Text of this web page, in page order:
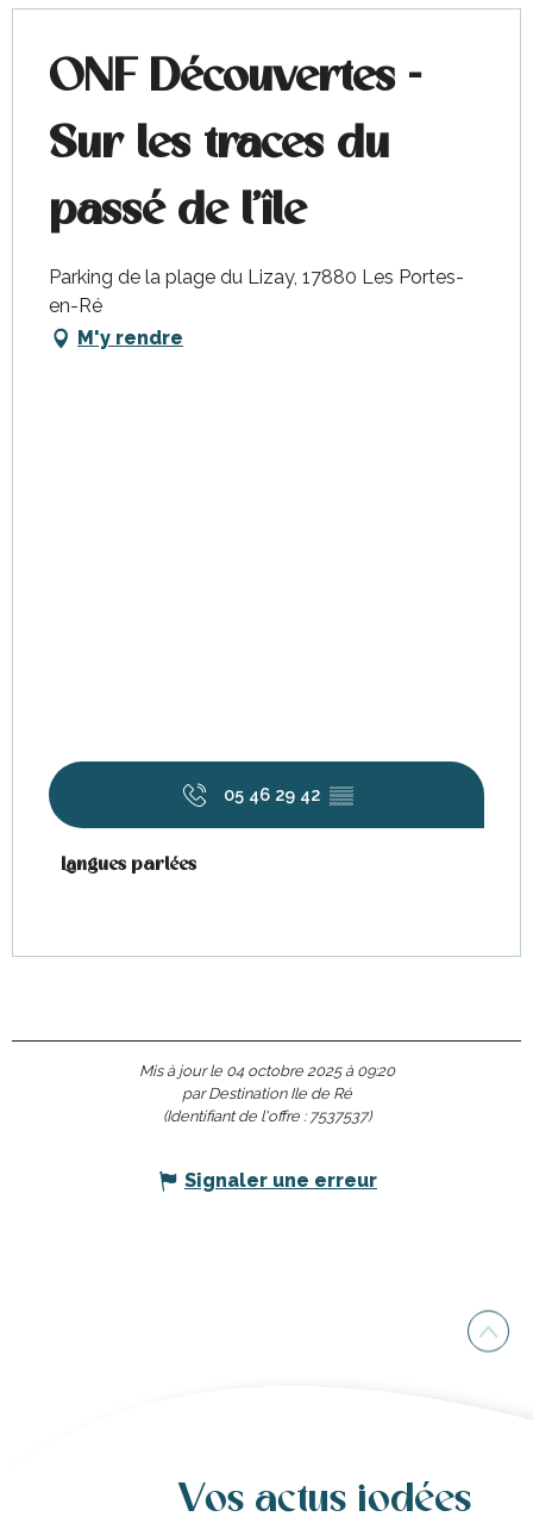
ONF Découvertes -
Sur les traces du
passé de l'île
Parking de la plage du Lizay, 17880 Les Portes-
en-Ré
M'y rendre
05 46 29 42 ▒▒
Langues parlées
Langues parlées
Mis à jour le 04 octobre 2025 à 09:20
par Destination Ile de Ré
(Identifiant de l'offre : 7537537)
Signaler une erreur
Vos actus iodées